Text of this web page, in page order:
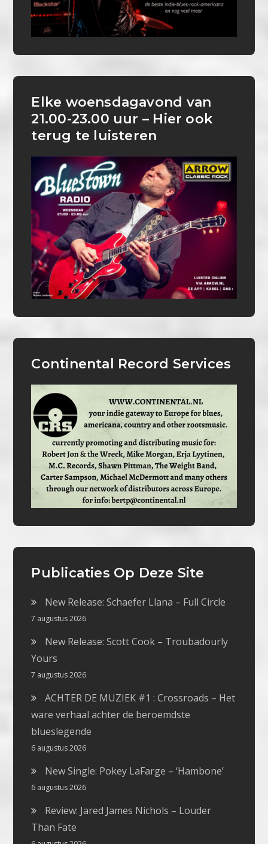
Elke woensdagavond van
21.00-23.00 uur – Hier ook
terug te luisteren
Continental Record Services
Publicaties Op Deze Site
New Release: Schaefer Llana – Full Circle
7 augustus 2026
New Release: Scott Cook – Troubadourly
Yours
7 augustus 2026
ACHTER DE MUZIEK #1 : Crossroads – Het
ware verhaal achter de beroemdste
blueslegende
6 augustus 2026
New Single: Pokey LaFarge – ‘Hambone’
6 augustus 2026
Review: Jared James Nichols – Louder
Than Fate